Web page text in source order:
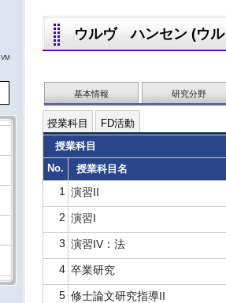
VM
ウルヴ ハンセン (ウ
基本情報 研究分野
授業科目
FD活動
授業科目
No.
授業科目名
1
演習II
2 演習I
3 演習IV：法
4 卒業研究
5 修士論文研究指導II